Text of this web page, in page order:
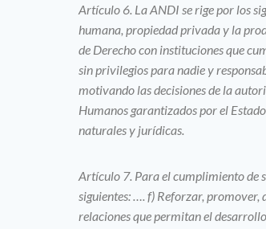
Artículo 6. La ANDI se rige por los
humana, propiedad privada y la
de Derecho con instituciones que
sin privilegios para nadie y
motivando las decisiones de la
Humanos garantizados por el
naturales y jurídicas.
Artículo 7. Para el cumplimiento de
siguientes: …. f) Reforzar, promover,
relaciones que permitan el